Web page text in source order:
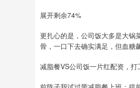
展开剩余74%
更扎心的是，公司饭大多是大锅
骨，一口下去确实满足，但血糖
减脂餐VS公司饭一片红配资，打